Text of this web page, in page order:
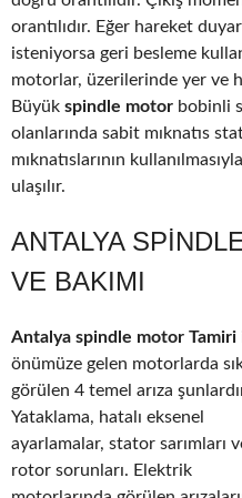
orantılıdır. Eğer hareket
isteniyorsa geri besleme
motorlar, üzerilerinde yer ve
Büyük spindle motor bobinli
olanlarında sabit mıknatıs
mıknatıslarının
ulaşılır.
ANTALYA
VE BAKIMI
Antalya spindle motor Tamiri
önümüze gelen motorlarda
görülen 4 temel arıza
Yataklama, hatalı eksenel
ayarlamalar, stator sarımları
rotor sorunları. Elektrik